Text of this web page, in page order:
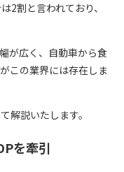
2割と言われており、
が広く、自動車から食
この業界には存在しま
解説いたします。
を牽引